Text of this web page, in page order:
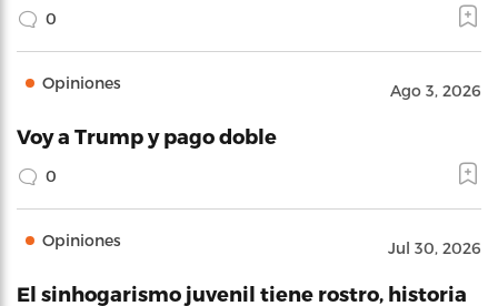
0
Opiniones Ago 3, 2026
Voy a Trump y pago doble
0
Opiniones Jul 30, 2026
El sinhogarismo juvenil tiene rostro, historia